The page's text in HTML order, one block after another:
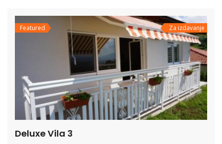
Featured Za izdavanje
Deluxe Vila 3